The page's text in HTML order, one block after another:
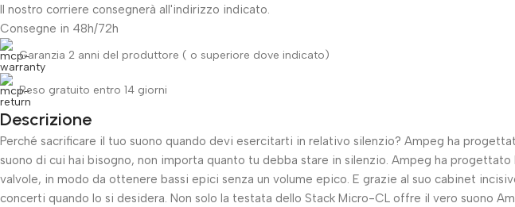
Il nostro corriere consegnerà all'indirizzo indicato.
Consegne in 48h/72h
Garanzia 2 anni del produttore ( o superiore dove indicato)
Reso gratuito entro 14 giorni
Unbeatable offers
Black Friday Blowout!
Descrizione
Perché sacrificare il tuo suono quando devi esercitarti in relativo silenzio? Ampeg ha
suono di cui hai bisogno, non importa quanto tu debba stare in silenzio. Ampeg ha
valvole, in modo da ottenere bassi epici senza un volume epico. E grazie al suo cabinet
concerti quando lo si desidera. Non solo la testata dello Stack Micro-CL offre il vero suono